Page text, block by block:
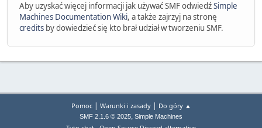
Aby uzyskać więcej informacji jak używać SMF odwiedźSimple
Machines Documentation Wiki, a także zajrzyj na stronę
credits by dowiedzieć się kto brał udział w tworzeniu SMF.
Pomoc| Warunki i zasady| Do góry ▲
SMF 2.1.6 © 2025, Simple Machines